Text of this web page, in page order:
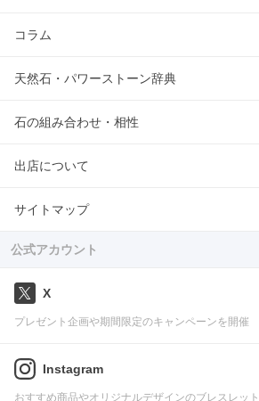
コラム
天然石・パワーストーン辞典
石の組み合わせ・相性
出店について
サイトマップ
公式アカウント
X
プレゼント企画や期間限定のキャンペーンを開催
Instagram
おすすめ商品やオリジナルデザインのブレスレッ